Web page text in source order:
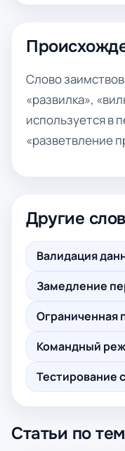
Слово
«развилка»,
используется в
«разветвление
Другие
Валидация
Замедление
Ограниченная
Командный
Тестирование
Статьи по